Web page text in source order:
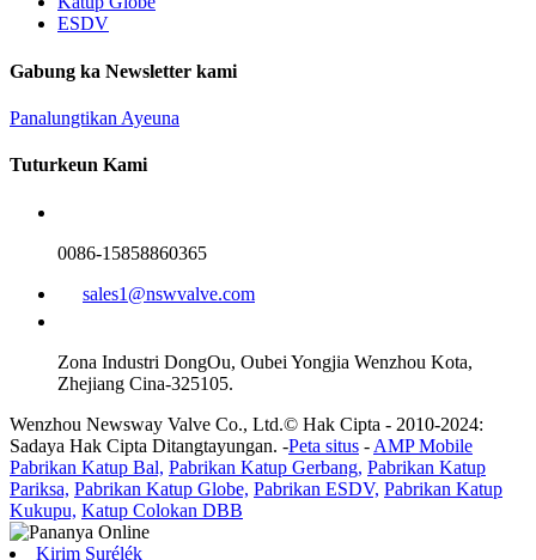
ESDV
Gabung ka Newsletter kami
Panalungtikan Ayeuna
Tuturkeun Kami
0086-15858860365
sales1@nswvalve.com
Zona Industri DongOu, Oubei Yongjia Wenzhou Kota,
Zhejiang Cina-325105.
Wenzhou Newsway Valve Co., Ltd.© Hak Cipta - 2010-2024:
Sadaya Hak Cipta Ditangtayungan. -Peta situs - AMP Mobile
Pabrikan Katup Bal, Pabrikan Katup Gerbang, Pabrikan Katup
Pariksa, Pabrikan Katup Globe, Pabrikan ESDV, Pabrikan Katup
Kukupu, Katup Colokan DBB
Kirim Surélék